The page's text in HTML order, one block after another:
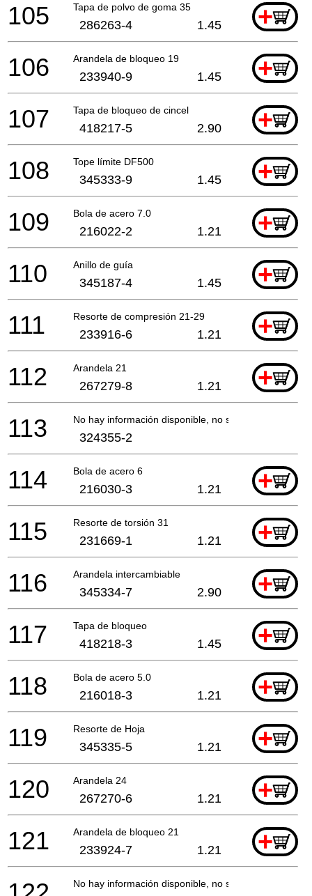
Tapa de polvo de goma 35 +
105 286263-4 1.45
Arandela de bloqueo 19 +
106 233940-9 1.45
Tapa de bloqueo de cincel +
107 418217-5 2.90
Tope límite DF500 +
108 345333-9 1.45
Bola de acero 7.0 +
109 216022-2 1.21
Anillo de guía +
110 345187-4 1.45
Resorte de compresión 21-29 +
111 233916-6 1.21
Arandela 21 +
112 267279-8 1.21
No hay información disponible, no se puede pedir
113 324355-2
Bola de acero 6 +
114 216030-3 1.21
Resorte de torsión 31 +
115 231669-1 1.21
Arandela intercambiable +
116 345334-7 2.90
Tapa de bloqueo +
117 418218-3 1.45
Bola de acero 5.0 +
118 216018-3 1.21
Resorte de Hoja +
119 345335-5 1.21
Arandela 24 +
120 267270-6 1.21
Arandela de bloqueo 21 +
121 233924-7 1.21
No hay información disponible, no se puede pedir